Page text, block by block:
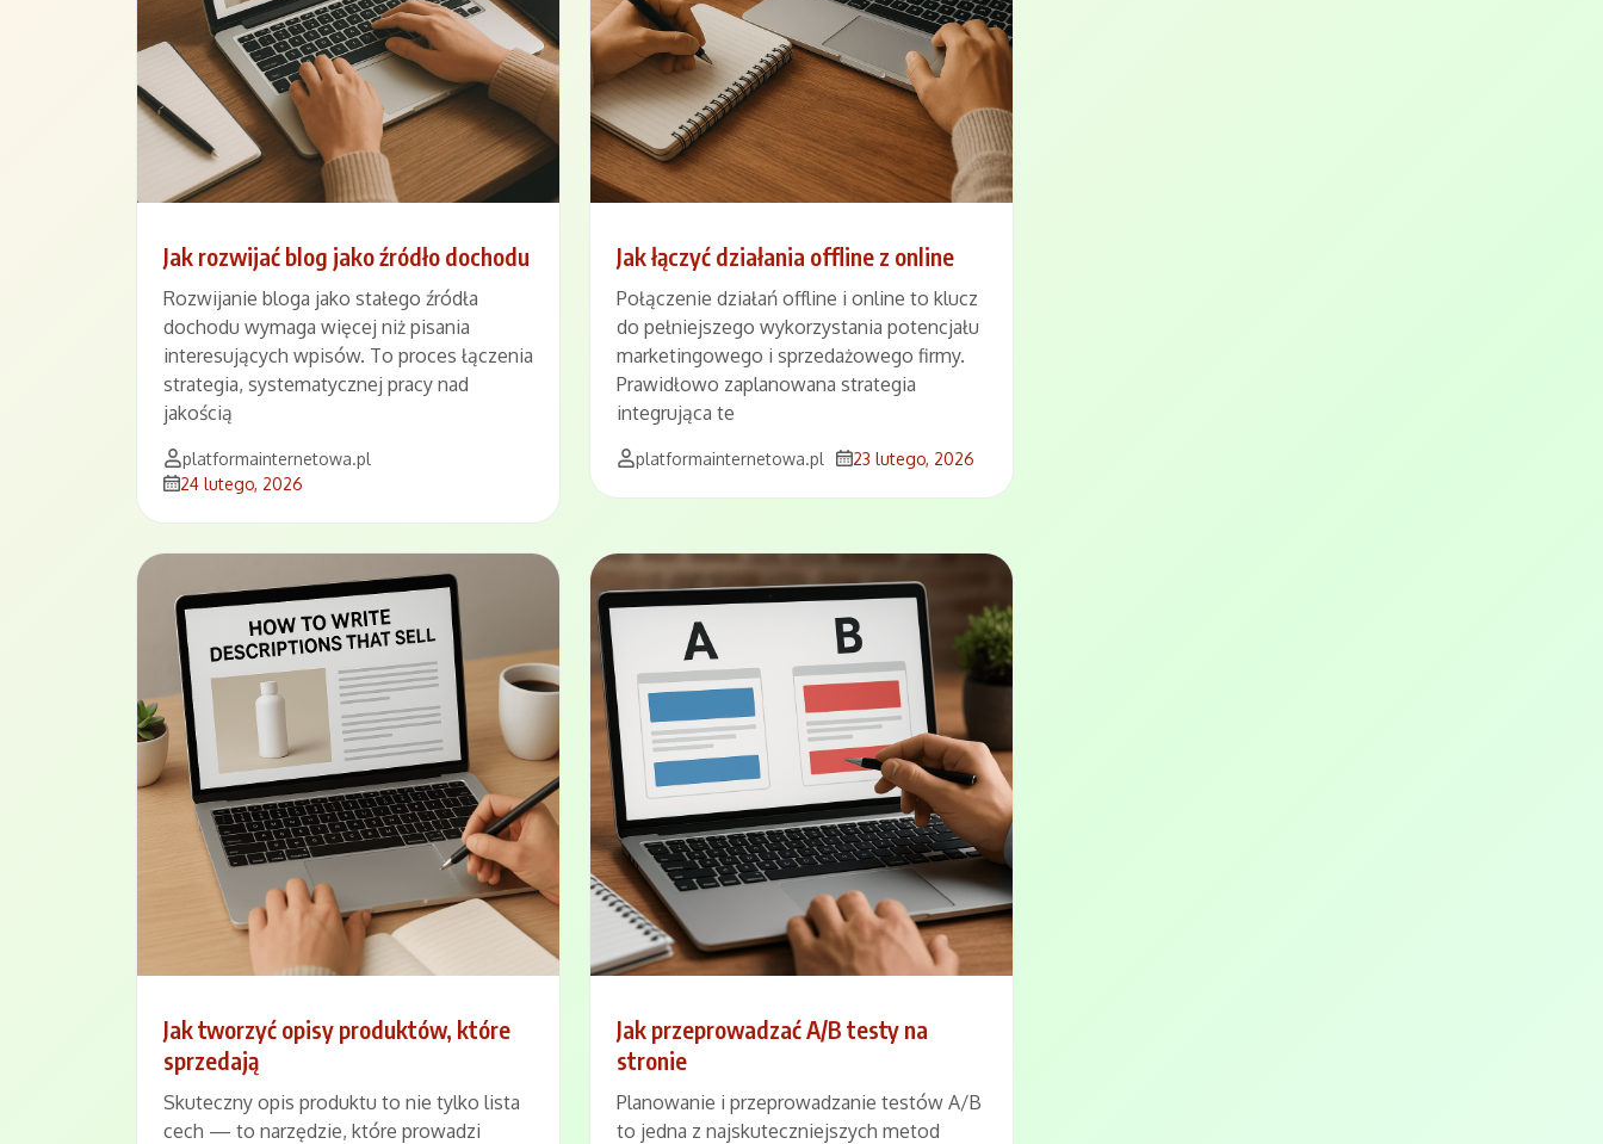
Jak rozwijać blog jako źródło dochodu
Rozwijanie bloga jako stałego źródła
dochodu wymaga więcej niż pisania
interesujących wpisów. To proces łączenia
strategia, systematycznej pracy nad
jakością
platformainternetowa.pl
24 lutego, 2026
Jak łączyć działania offline z online
Połączenie działań offline i online to klucz
do pełniejszego wykorzystania potencjału
marketingowego i sprzedażowego firmy.
Prawidłowo zaplanowana strategia
integrująca te
platformainternetowa.pl 23 lutego, 2026
Jak tworzyć opisy produktów, które
sprzedają
Skuteczny opis produktu to nie tylko lista
cech — to narzędzie, które prowadzi
Jak przeprowadzać A/B testy na
stronie
Planowanie i przeprowadzanie testów A/B
to jedna z najskuteczniejszych metod